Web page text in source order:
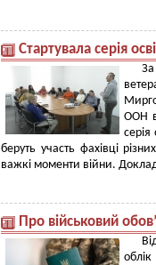
Cтартувала серія
ООН в
серія
беруть участь фахівці
важкі моменти війни.
Про військовий